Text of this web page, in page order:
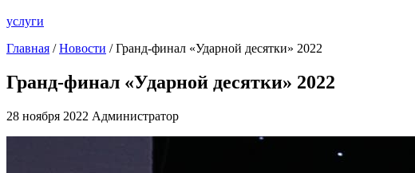
услуги
Главная /Новости / Гранд-финал «Ударной десятки» 2022
Гранд-финал «Ударной десятки» 2022
28 ноября 2022 Администратор